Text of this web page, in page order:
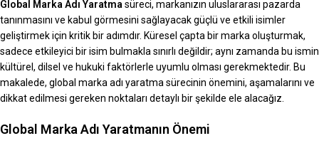
Global Marka Adı Yaratma süreci, markanızın uluslararası pazarda
tanınmasını ve kabul görmesini sağlayacak güçlü ve etkili isimler
geliştirmek için kritik bir adımdır. Küresel çapta bir marka oluşturmak,
sadece etkileyici bir isim bulmakla sınırlı değildir; aynı zamanda bu ismin
kültürel, dilsel ve hukuki faktörlerle uyumlu olması gerekmektedir. Bu
makalede, global marka adı yaratma sürecinin önemini, aşamalarını ve
dikkat edilmesi gereken noktaları detaylı bir şekilde ele alacağız.
Global Marka Adı Yaratmanın Önemi